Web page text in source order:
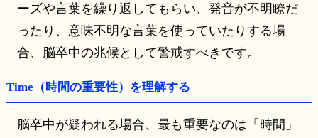
ーズや言葉を繰り返してもらい、発音が不明瞭だ
ったり、意味不明な言葉を使っていたりする場
合、脳卒中の兆候として警戒すべきです。
Time（時間の重要性）を理解する
脳卒中が疑われる場合、最も重要なのは「時間」